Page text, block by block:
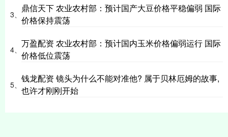
3、
鼎信天下 农业农村部：预计国产大豆价格平稳偏弱 国际
价格保持震荡
4、
万盈配资 农业农村部：预计国内玉米价格偏弱运行 国际
价格低位震荡
5、
钱龙配资 镜头为什么不能对准他? 属于贝林厄姆的故事,
也许才刚刚开始